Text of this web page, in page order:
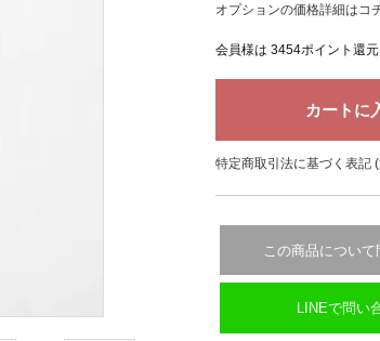
オプションの価格詳細はコ
会員様は 3454ポイント還元
特定商取引法に基づく表記
この商品につい
LINEで問い